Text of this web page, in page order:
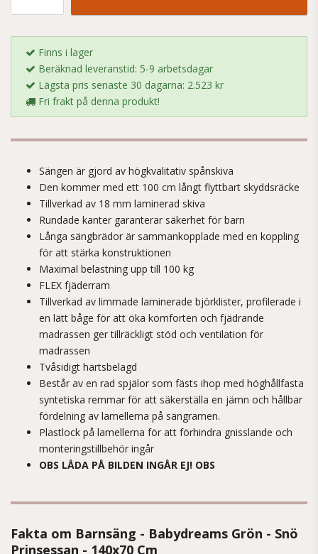
Finns i lager
Beräknad leveranstid: 5-9 arbetsdagar
Lägsta pris senaste 30 dagarna: 2.523 kr
Fri frakt på denna produkt!
Sängen är gjord av högkvalitativ spånskiva
Den kommer med ett 100 cm långt flyttbart skyddsräcke
Tillverkad av 18 mm laminerad skiva
Rundade kanter garanterar säkerhet för barn
Långa sängbrädor är sammankopplade med en koppling
för att stärka konstruktionen
Maximal belastning upp till 100 kg
FLEX fjäderram
Tillverkad av limmade laminerade björklister, profilerade i
en lätt båge för att öka komforten och fjädrande
madrassen ger tillräckligt stöd och ventilation för
madrassen
Tvåsidigt hartsbelagd
Består av en rad spjälor som fästs ihop med höghållfasta
syntetiska remmar för att säkerställa en jämn och hållbar
fördelning av lamellerna på sängramen.
Plastlock på lamellerna för att förhindra gnisslande och
monteringstillbehör ingår
OBS LÅDA PÅ BILDEN INGÅR EJ! OBS
Fakta om Barnsäng - Babydreams Grön - Snö
Prinsessan - 140x70 Cm